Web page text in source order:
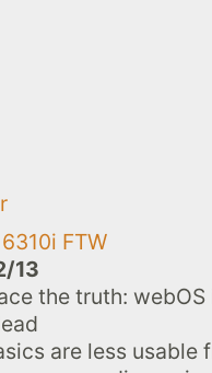
FTW
13
the truth: webOS
are less usable